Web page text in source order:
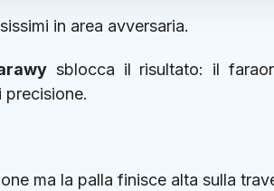
in area avversaria.
sblocca il risultato: il
precisione.
ma la palla finisce alta sulla